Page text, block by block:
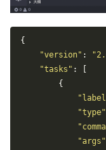
{
"version" :
"tasks" :
{
"type"
"args"